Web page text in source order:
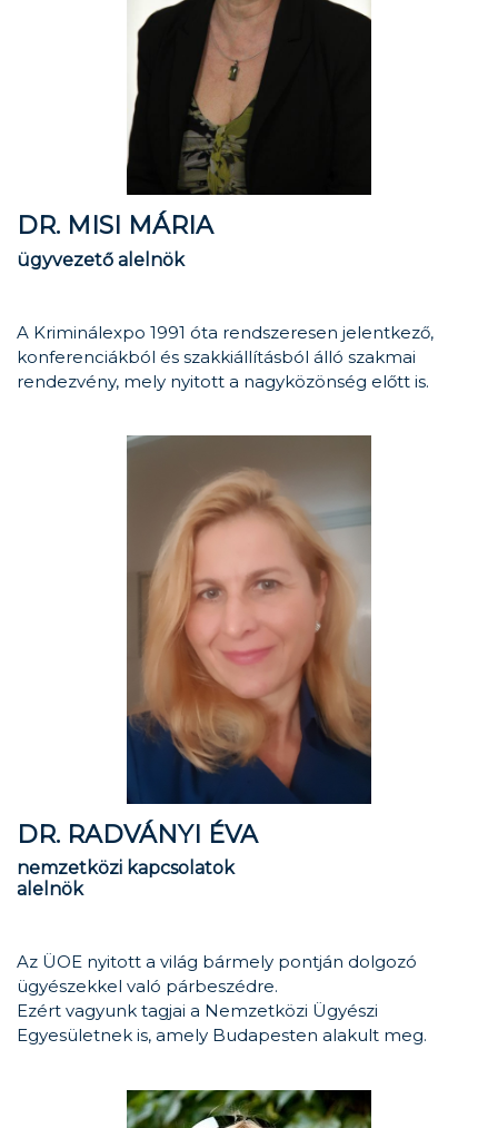
DR. MISI MÁRIA
ügyvezető alelnök
A Kriminálexpo 1991 óta rendszeresen jelentkező,
konferenciákból és szakkiállításból álló szakmai
rendezvény, mely nyitott a nagyközönség előtt is.
DR. RADVÁNYI ÉVA
nemzetközi kapcsolatok
alelnök
Az ÜOE nyitott a világ bármely pontján dolgozó
ügyészekkel való párbeszédre.
Ezért vagyunk tagjai a Nemzetközi Ügyészi
Egyesületnek is, amely Budapesten alakult meg.